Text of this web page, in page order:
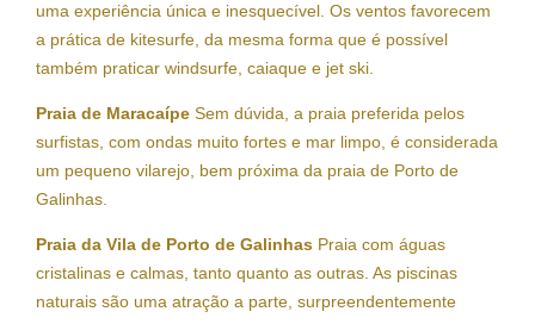
uma experiência única e inesquecível. Os ventos favorecem
a prática de kitesurfe, da mesma forma que é possível
também praticar windsurfe, caiaque e jet ski.
Praia de Maracaípe Sem dúvida, a praia preferida pelos
surfistas, com ondas muito fortes e mar limpo, é considerada
um pequeno vilarejo, bem próxima da praia de Porto de
Galinhas.
Praia da Vila de Porto de Galinhas Praia com águas
cristalinas e calmas, tanto quanto as outras. As piscinas
naturais são uma atração a parte, surpreendentemente